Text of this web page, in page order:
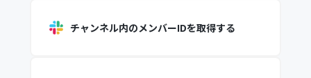
チャンネル内のメンバーIDを取得する